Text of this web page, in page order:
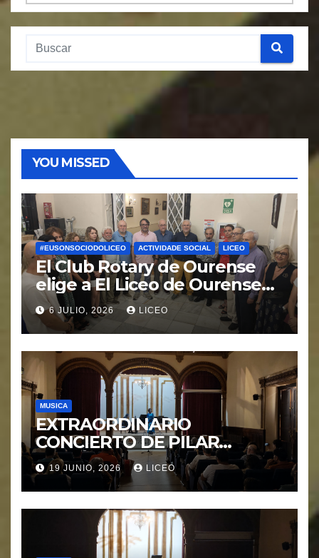
Categorías.
YOU MISSED
#EUSONSOCIODOLICEO ACTIVIDADE SOCIAL LICEO
El Club Rotary de Ourense
elige a El Liceo de Ourense
para la puesta en marcha del
proyecto “Ciudad Cardio
Protegida”.
6 JULIO, 2026 LICEO
MUSICA
EXTRAORDINARIO
CONCIERTO DE PILAR
MORÁGUEZ e ARABEL
MORÁGUEZ
19 JUNIO, 2026 LICEO